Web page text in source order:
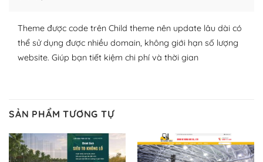
– Dễ sử dụng
Với mọi Hosting bất kỳ thì WordPress đều có thể dễ
Và bạn có toàn quyền tự do khi quyết định nơi lưu trữ
trang web WordPress của bạn.
Dễ dàng lựa chọn Hosting cho website WordPress
Theme được code trên Child theme nên update lâu dài có
thể sử dụng được nhiều domain, không giới hạn số lượng
website. Giúp bạn tiết kiệm chi phí và thời gian
SẢN PHẨM TƯƠNG TỰ